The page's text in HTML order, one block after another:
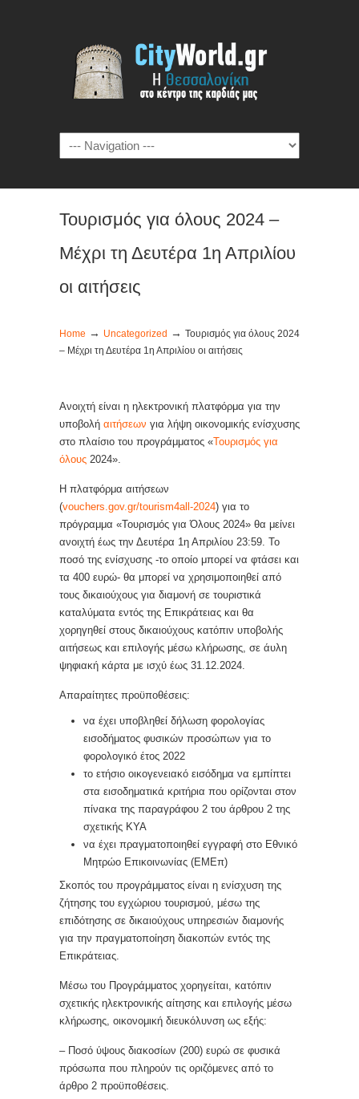
Τουρισμός για όλους 2024 –
Μέχρι τη Δευτέρα 1η Απριλίου
οι αιτήσεις
Home → Uncategorized → Τουρισμός για όλους 2024
– Μέχρι τη Δευτέρα 1η Απριλίου οι αιτήσεις
Ανοιχτή είναι η ηλεκτρονική πλατφόρμα για την
υποβολή αιτήσεων για λήψη οικονομικής ενίσχυσης
στο πλαίσιο του προγράμματος «Τουρισμός για
όλους 2024».
Η πλατφόρμα αιτήσεων
(vouchers.gov.gr/tourism4all-2024) για το
πρόγραμμα «Τουρισμός για Όλους 2024» θα μείνει
ανοιχτή έως την Δευτέρα 1η Απριλίου 23:59. Το
ποσό της ενίσχυσης -το οποίο μπορεί να φτάσει και
τα 400 ευρώ- θα μπορεί να χρησιμοποιηθεί από
τους δικαιούχους για διαμονή σε τουριστικά
καταλύματα εντός της Επικράτειας και θα
χορηγηθεί στους δικαιούχους κατόπιν υποβολής
αιτήσεως και επιλογής μέσω κλήρωσης, σε άυλη
ψηφιακή κάρτα με ισχύ έως 31.12.2024.
Απαραίτητες προϋποθέσεις:
να έχει υποβληθεί δήλωση φορολογίας
εισοδήματος φυσικών προσώπων για το
φορολογικό έτος 2022
το ετήσιο οικογενειακό εισόδημα να εμπίπτει
στα εισοδηματικά κριτήρια που ορίζονται στον
πίνακα της παραγράφου 2 του άρθρου 2 της
σχετικής ΚΥΑ
να έχει πραγματοποιηθεί εγγραφή στο Εθνικό
Μητρώο Επικοινωνίας (ΕΜΕπ)
Σκοπός του προγράμματος είναι η ενίσχυση της
ζήτησης του εγχώριου τουρισμού, μέσω της
επιδότησης σε δικαιούχους υπηρεσιών διαμονής
για την πραγματοποίηση διακοπών εντός της
Επικράτειας.
Μέσω του Προγράμματος χορηγείται, κατόπιν
σχετικής ηλεκτρονικής αίτησης και επιλογής μέσω
κλήρωσης, οικονομική διευκόλυνση ως εξής:
– Ποσό ύψους διακοσίων (200) ευρώ σε φυσικά
πρόσωπα που πληρούν τις οριζόμενες από το
άρθρο 2 προϋποθέσεις.